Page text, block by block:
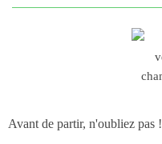
Avant de partir, n'oubliez pas !